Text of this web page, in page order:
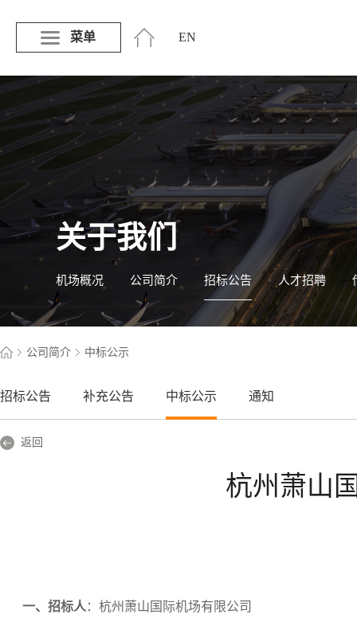
菜单 EN
关于我们
机场概况 公司简介 招标公告 人才招聘
公司简介 中标公示
招标公告 补充公告 中标公示 通知
返回
杭州萧山
一、招标人 ：杭州萧山国际机场有限公司